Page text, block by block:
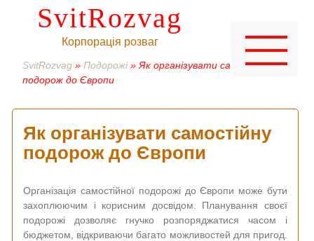
SvitRozvag
Корпорація розваг
SvitRozvag »Подорожі» Як організувати самостійну
подорож до Європи
Як організувати самостійну
подорож до Європи
Організація самостійної подорожі до Європи може бути
захоплюючим і корисним досвідом. Планування своєї
подорожі дозволяє гнучко розпоряджатися часом і
бюджетом, відкриваючи багато можливостей для пригод.